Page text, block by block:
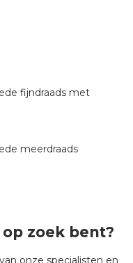
fijndraads met
meerdraads
zoek bent?
onze specialisten en